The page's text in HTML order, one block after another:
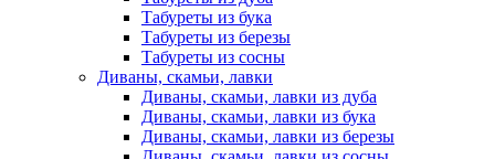
Табуреты из бука
Табуреты из березы
Табуреты из сосны
Диваны, скамьи, лавки
Диваны, скамьи, лавки из дуба
Диваны, скамьи, лавки из бука
Диваны, скамьи, лавки из березы